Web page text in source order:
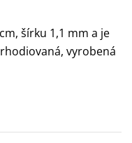
šírku 1,1 mm a je
vyrobená